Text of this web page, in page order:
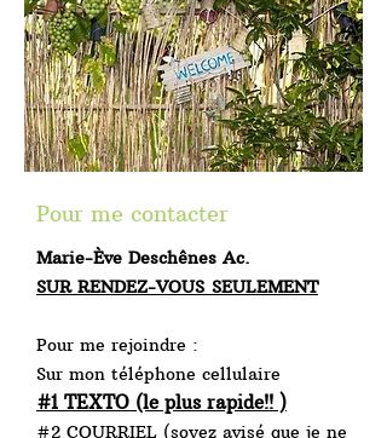
Pour me contacter
Marie-Ève Deschênes Ac.
SUR RENDEZ-VOUS SEULEMENT
Pour me rejoindre :
Sur mon téléphone cellulaire
#1 TEXTO (le plus rapide!! )
#2 COURRIEL (soyez avisé que je ne